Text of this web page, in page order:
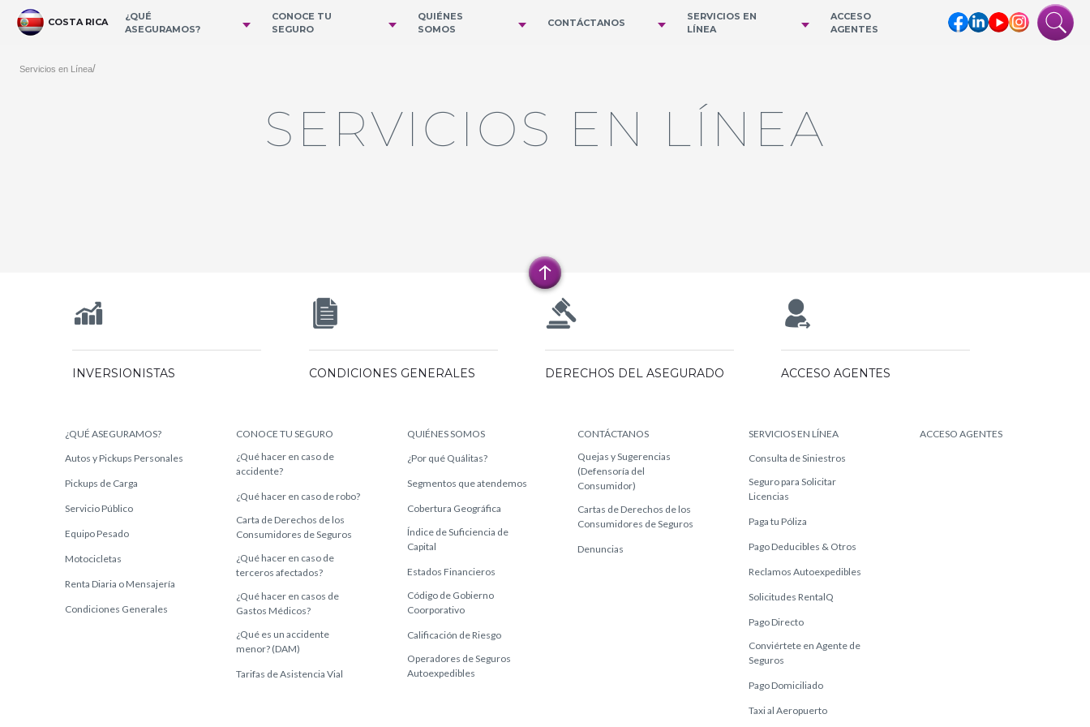
跳转到主内容
COSTA RICA
¿QUÉ
ASEGURAMOS?
CONOCE TU
SEGURO
QUIÉNES
SOMOS
CONTÁCTANOS
SERVICIOS EN
LÍNEA
ACCESO
AGENTES
Servicios en Línea/
SERVICIOS EN LÍNEA
INVERSIONISTAS CONDICIONES GENERALES DERECHOS DEL ASEGURADO ACCESO AGENTES
¿QUÉ ASEGURAMOS?
Autos y Pickups Personales
Pickups de Carga
Servicio Público
Equipo Pesado
Motocicletas
Renta Diaria o Mensajería
Condiciones Generales
CONOCE TU SEGURO
¿Qué hacer en caso de
accidente?
¿Qué hacer en caso de robo?
Carta de Derechos de los
Consumidores de Seguros
¿Qué hacer en caso de
terceros afectados?
¿Qué hacer en casos de
Gastos Médicos?
¿Qué es un accidente
menor? (DAM)
Tarifas de Asistencia Vial
QUIÉNES SOMOS
¿Por qué Quálitas?
Segmentos que atendemos
Cobertura Geográfica
Índice de Suficiencia de
Capital
Estados Financieros
Código de Gobierno
Coorporativo
Calificación de Riesgo
Operadores de Seguros
Autoexpedibles
CONTÁCTANOS
Quejas y Sugerencias
(Defensoría del
Consumidor)
Cartas de Derechos de los
Consumidores de Seguros
Denuncias
SERVICIOS EN LÍNEA
Consulta de Siniestros
Seguro para Solicitar
Licencias
Paga tu Póliza
Pago Deducibles & Otros
Reclamos Autoexpedibles
Solicitudes RentalQ
Pago Directo
Conviértete en Agente de
Seguros
Pago Domiciliado
Taxi al Aeropuerto
ACCESO AGENTES